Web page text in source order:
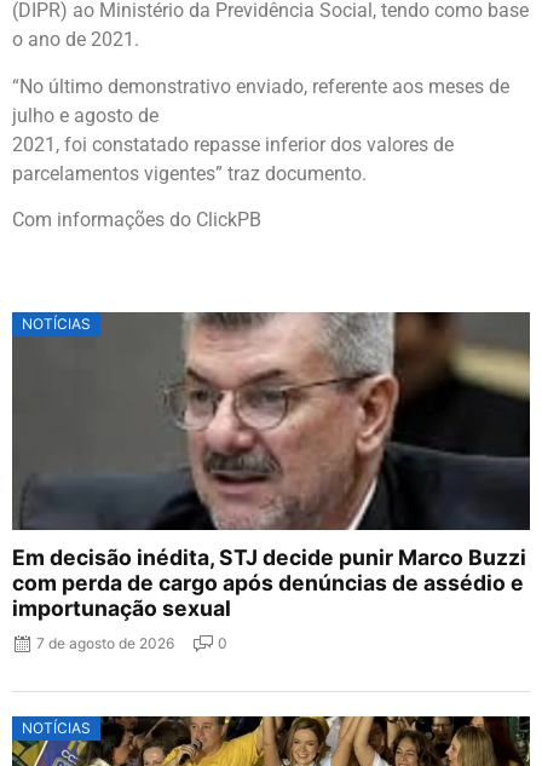
(DIPR) ao Ministério da Previdência Social, tendo como base
o ano de 2021.
“No último demonstrativo enviado, referente aos meses de
julho e agosto de
2021, foi constatado repasse inferior dos valores de
parcelamentos vigentes” traz documento.
Com informações do ClickPB
NOTÍCIAS
Em decisão inédita, STJ decide punir Marco Buzzi
com perda de cargo após denúncias de assédio e
importunação sexual
7 de agosto de 2026 0
NOTÍCIAS